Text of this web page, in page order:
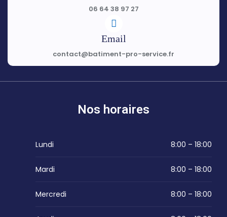
06 64 38 97 27
Email
contact@batiment-pro-service.fr
Nos horaires
Lundi 8:00 – 18:00
Mardi 8:00 – 18:00
Mercredi 8:00 – 18:00